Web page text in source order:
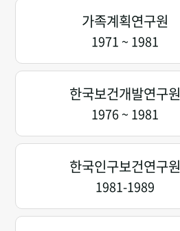
가족계획연구원
1971 ~ 1981
한국보건개발연구원
1976 ~ 1981
한국인구보건연구원
1981-1989